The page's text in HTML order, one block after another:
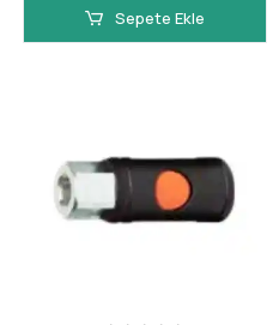
Sepete Ekle